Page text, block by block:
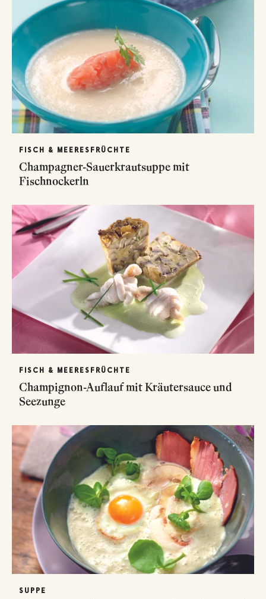
FISCH & MEERESFRÜCHTE
Champagner-Sauerkrautsuppe mit
Fischnockerln
FISCH & MEERESFRÜCHTE
Champignon-Auflauf mit Kräutersauce und
Seezunge
SUPPE